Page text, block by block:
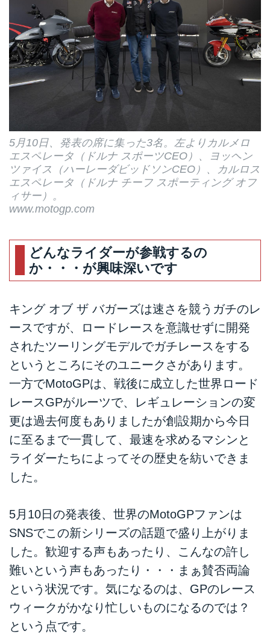
5月10日、発表の席に集った3名。左よりカルメロ
エスペレータ（ドルナ スポーツCEO）、ヨッヘン
ツァイス（ハーレーダビッドソンCEO）、カルロス
エスペレータ（ドルナ チーフ スポーティング オフ
ィサー）。
www.motogp.com
どんなライダーが参戦するの
か・・・が興味深いです
キング オブ ザ バガーズは速さを競うガチのレ
ースですが、ロードレースを意識せずに開発
されたツーリングモデルでガチレースをする
というところにそのユニークさがあります。
一方でMotoGPは、戦後に成立した世界ロード
レースGPがルーツで、レギュレーションの変
更は過去何度もありましたが創設期から今日
に至るまで一貫して、最速を求めるマシンと
ライダーたちによってその歴史を紡いできま
した。
5月10日の発表後、世界のMotoGPファンは
SNSでこの新シリーズの話題で盛り上がりま
した。歓迎する声もあったり、こんなの許し
難いという声もあったり・・・まぁ賛否両論
という状況です。気になるのは、GPのレース
ウィークがかなり忙しいものになるのでは？
という点です。